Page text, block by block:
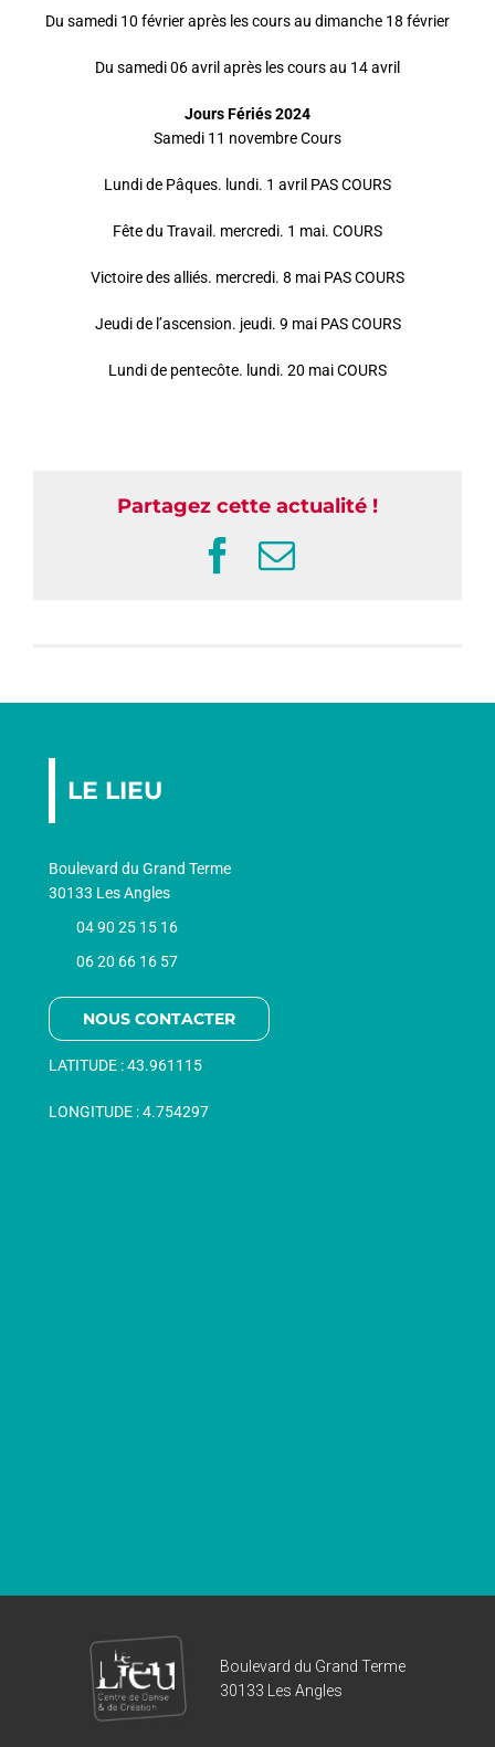
Du samedi 10 février après les cours au dimanche 18 février
Du samedi 06 avril après les cours au 14 avril
Jours Fériés 2024
Samedi 11 novembre Cours
Lundi de Pâques. lundi. 1 avril PAS COURS
Fête du Travail. mercredi. 1 mai. COURS
Victoire des alliés. mercredi. 8 mai PAS COURS
Jeudi de l’ascension. jeudi. 9 mai PAS COURS
Lundi de pentecôte. lundi. 20 mai COURS
Partagez cette actualité !
Facebook
Email
LE LIEU
Boulevard du Grand Terme
30133 Les Angles
04 90 25 15 16
06 20 66 16 57
NOUS CONTACTER
LATITUDE :43.961115
LONGITUDE :4.754297
Boulevard du Grand Terme
30133 Les Angles